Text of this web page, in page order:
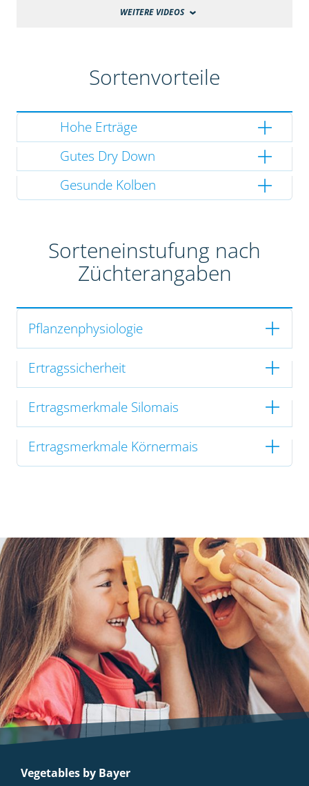
WEITERE VIDEOS
Sortenvorteile
Hohe Erträge
Gutes Dry Down
Gesunde Kolben
Sorteneinstufung nach
Züchterangaben
Pflanzenphysiologie
Ertragssicherheit
Ertragsmerkmale Silomais
Ertragsmerkmale Körnermais
Vegetables by Bayer